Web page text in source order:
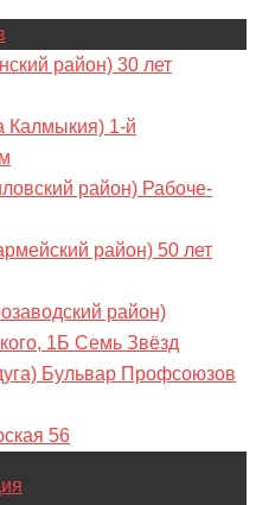
район) 30 лет
Калмыкия) 1-й
район) Рабоче-
район) 50 лет
район)
1Б Семь Звёзд
Бульвар Профсоюзов
56